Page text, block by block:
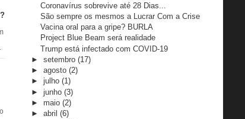
Coronavírus sobrevive até 28 Dias...
São sempre os mesmos a Lucrar Com a Crise
Vacina oral para a gripe? BURLA
Project Blue Beam será realidade
Trump está infectado com COVID-19
► setembro (17)
► agosto (2)
► julho (1)
► junho (3)
► maio (2)
► abril (6)